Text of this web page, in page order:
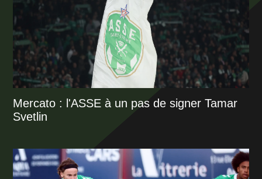
Mercato : l'ASSE à un pas de signer Tamar
Svetlin